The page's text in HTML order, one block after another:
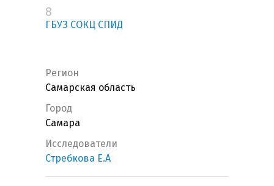
8
ГБУЗ СОКЦ СПИД
Регион
Самарская область
Город
Самара
Исследователи
Стребкова Е.А